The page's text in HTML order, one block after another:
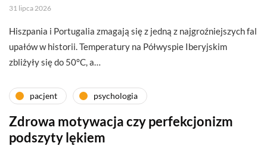
31 lipca 2026
Hiszpania i Portugalia zmagają się z jedną z najgroźniejszych fal
upałów w historii. Temperatury na Półwyspie Iberyjskim
zbliżyły się do 50°C, a…
pacjent psychologia
Zdrowa motywacja czy perfekcjonizm
podszyty lękiem